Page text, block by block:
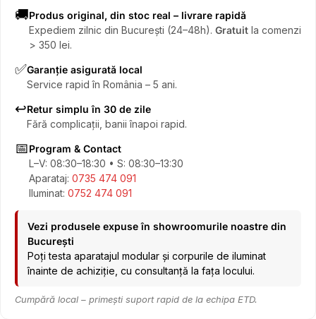
🚚Produs original, din stoc real – livrare rapidă
Expediem zilnic din București (24–48h). Gratuit la comenzi
> 350 lei.
✅Garanție asigurată local
Service rapid în România – 5 ani.
↩️Retur simplu în 30 de zile
Fără complicații, banii înapoi rapid.
📅Program & Contact
L–V: 08:30–18:30 • S: 08:30–13:30
Aparataj: 0735 474 091
Iluminat: 0752 474 091
Vezi produsele expuse în showroomurile noastre din
București
Poți testa aparatajul modular și corpurile de iluminat
înainte de achiziție, cu consultanță la fața locului.
Cumpără local – primești suport rapid de la echipa ETD.